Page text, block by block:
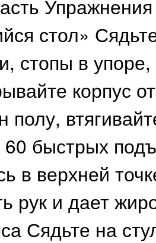
стол»
стопы в
корпус
полу,
быстрых
в верхней
рук и дает
Сядьте на